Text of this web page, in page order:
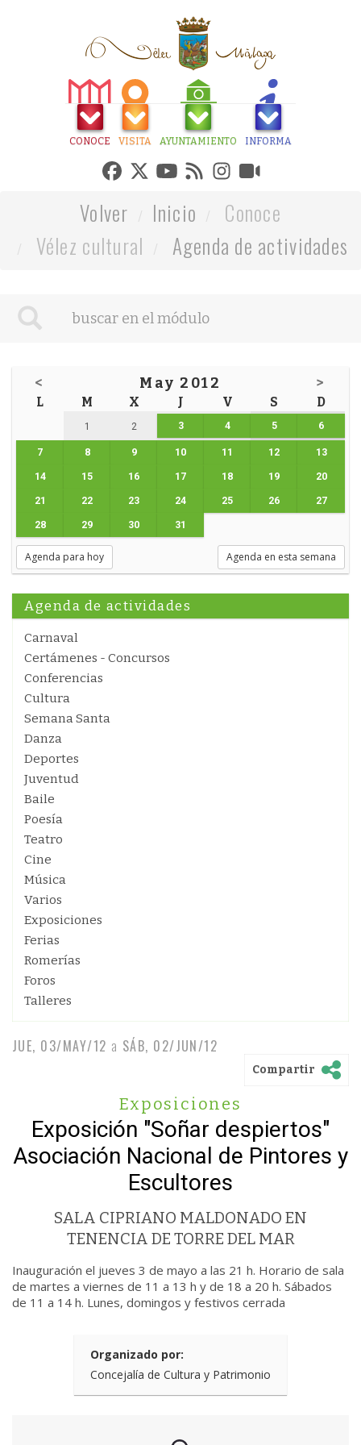
CONOCE VISITA AYUNTAMIENTO INFORMA
Volver Inicio
Conoce
Vélez cultural
Agenda de actividades
< May 2012 >
L M X J V S D
1 2 3 4 5 6
7 8 9 10 11 12 13
14 15 16 17 18 19 20
21 22 23 24 25 26 27
28 29 30 31
Agenda para hoy Agenda en esta semana
Agenda de actividades
Carnaval
Certámenes - Concursos
Conferencias
Cultura
Semana Santa
Danza
Deportes
Juventud
Baile
Poesía
Teatro
Cine
Música
Varios
Exposiciones
Ferias
Romerías
Foros
Talleres
JUE, 03/MAY/12 a SÁB, 02/JUN/12
Compartir
Exposiciones
Exposición "Soñar despiertos"
Asociación Nacional de Pintores y
Escultores
SALA CIPRIANO MALDONADO EN
TENENCIA DE TORRE DEL MAR
Inauguración el jueves 3 de mayo a las 21 h. Horario de sala
de martes a viernes de 11 a 13 h y de 18 a 20 h. Sábados
de 11 a 14 h. Lunes, domingos y festivos cerrada
Organizado por:
Concejalía de Cultura y Patrimonio